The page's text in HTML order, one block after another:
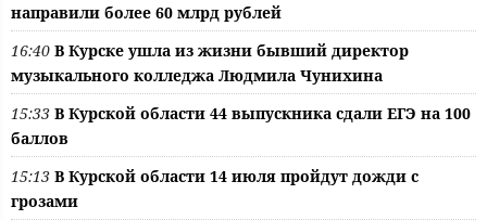
направили более 60 млрд рублей
16:40 В Курске ушла из жизни бывший директор
музыкального колледжа Людмила Чунихина
15:33 В Курской области 44 выпускника сдали ЕГЭ на 100
баллов
15:13 В Курской области 14 июля пройдут дожди с
грозами